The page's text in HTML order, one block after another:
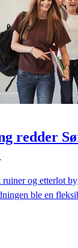
redder
og etterlot
ble en